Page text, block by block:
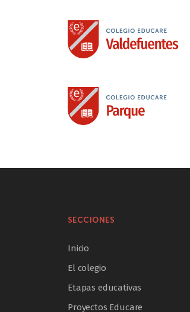
SECCIONES
Inicio
El colegio
Etapas educativas
Proyectos Educare